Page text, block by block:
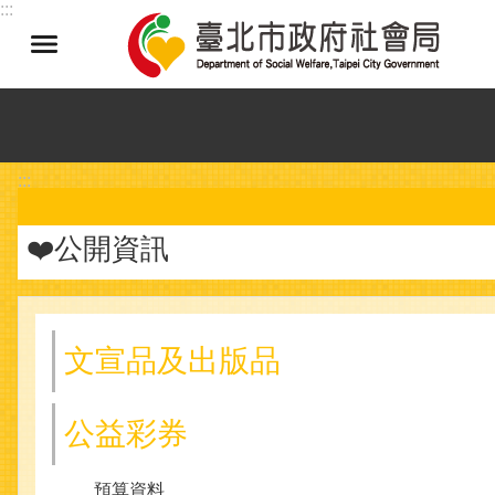
跳到主要內容區塊
:::
:::
❤️公開資訊
文宣品及出版品
公益彩券
預算資料